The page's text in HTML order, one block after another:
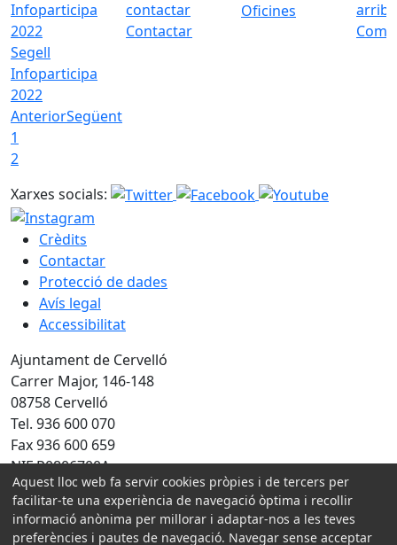
Segell
Infoparticipa
2022
Contactar
Oficines
Com
AnteriorSegüent
1
2
Xarxes socials:
Crèdits
Contactar
Protecció de dades
Avís legal
Accessibilitat
Ajuntament de Cervelló
Carrer Major, 146-148
08758 Cervelló
Tel. 936 600 070
Fax 936 600 659
NIF P0806700A
Amb la col·laboració de:
Aquest lloc web fa servir cookies pròpies i de tercers per
facilitar-te una experiència de navegació òptima i recollir
informació anònima per millorar i adaptar-nos a les teves
preferències i pautes de navegació. Navegar sense acceptar